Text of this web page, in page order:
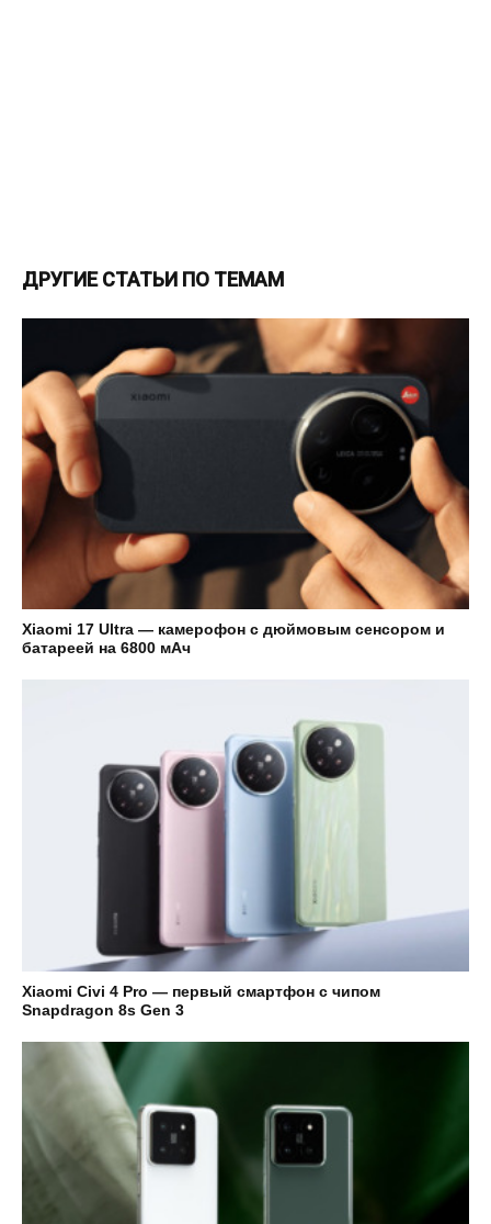
ДРУГИЕ СТАТЬИ ПО ТЕМАМ
Xiaomi 17 Ultra — камерофон с дюймовым сенсором и
батареей на 6800 мАч
Xiaomi Civi 4 Pro — первый смартфон с чипом
Snapdragon 8s Gen 3